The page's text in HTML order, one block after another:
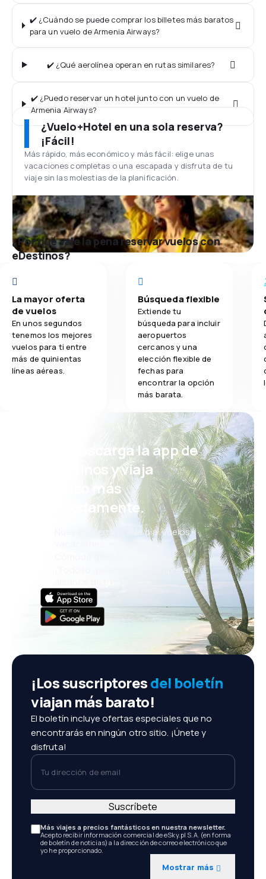
✔️ ¿Cuándo se puede comprar los billetes más baratos
para un vuelo de Armenia Airways?
✔️ ¿Qué aerolínea operan en rutas similares?
✔️ ¿Puedo reservar un hotel junto con un vuelo de
Armenia Airways?
¿Vuelo+Hotel en una sola reserva?
¡Fácil!
Más rápido, más económico y más fácil: elige unas
vacaciones completas o una escapada y disfruta de tu
viaje sin las molestias de la planificación.
¿Por qué vale la pena reservar vuelos con
eDestinos?
La mayor oferta
de vuelos
En unos segundos
tenemos los mejores
vuelos para ti entre
más de quinientas
líneas aéreas.
Búsqueda flexible
Extiende tu
búsqueda para incluir
aeropuertos
cercanos y una
elección flexible de
fechas para
encontrar la opción
más barata.
¡Eh! Descarga la app de
eDestinos y viaja
incluso más
cómodamente.
Nuevas ofertas cada día: vuelos,
vacaciones, escapadas
Cómoda gestión de reservas
¡Todo lo que importa, siempre al
¡Los suscriptoresdel boletín
viajan más barato!
El boletín incluye ofertas especiales que no
encontrarás en ningún otro sitio. ¡Únete y
disfruta!
Tu dirección de email
Más viajes a precios fantásticos en nuestra newsletter.
Acepto recibir información comercial de eSky.pl S.A. (en forma
de boletín de noticias) a la dirección de correo electrónico que
yo he proporcionado.
Mostrar más
Suscríbete